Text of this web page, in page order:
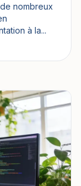
nombreux
à la...